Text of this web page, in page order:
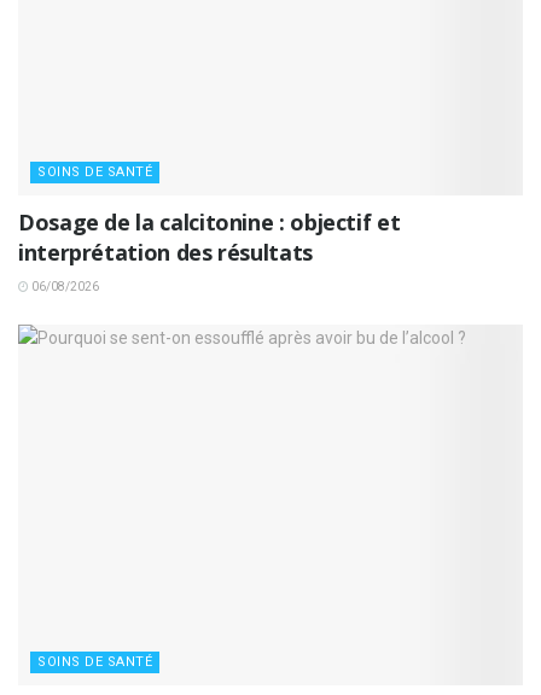
SOINS DE SANTÉ
Dosage de la calcitonine : objectif et
interprétation des résultats
06/08/2026
SOINS DE SANTÉ